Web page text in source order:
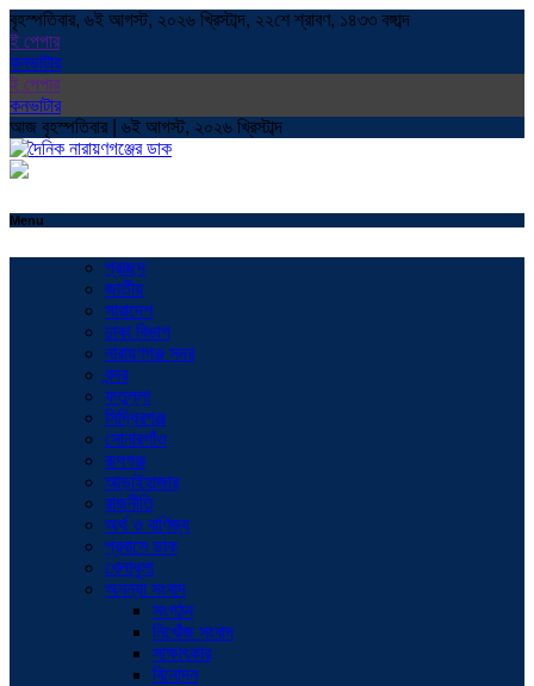
বৃহস্পতিবার, ৬ই আগস্ট, ২০২৬ খ্রিস্টাব্দ, ২২শে শ্রাবণ, ১৪৩৩ বঙ্গাব্দ
ই পেপার
কনভাটার
ই পেপার
কনভাটার
আজ বৃহস্পতিবার | ৬ই আগস্ট, ২০২৬ খ্রিস্টাব্দ
Menu
প্রচ্ছদ
জাতীয়
সারাদেশ
ঢাকা বিভাগ
নারায়ণগঞ্জ সদর
বন্দর
ফতুল্লা
সিদ্ধিরগঞ্জ
সোনারগাঁও
রূপগঞ্জ
আড়াইহাজার
রাজনীতি
অর্থ ও বাণিজ্য
প্রবাসে ডাক
খেলাধুলা
অনন্যা সংবাদ
সংগঠন
নিখোঁজ সংবাদ
সাক্ষাৎকার
বিনোদন